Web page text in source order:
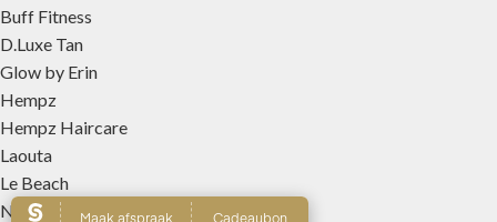
Buff Fitness
D.Luxe Tan
Glow by Erin
Hempz
Hempz Haircare
Laouta
Le Beach
Nanolash